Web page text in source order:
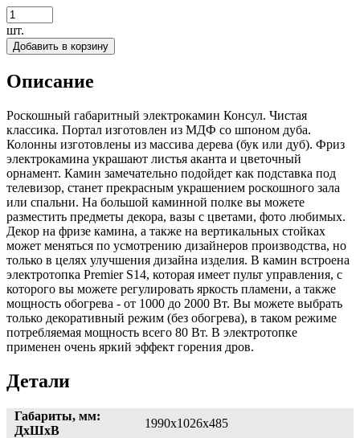
шт.
Добавить в корзину
Описание
Роскошный габаритный электрокамин Консул. Чистая
классика. Портал изготовлен из МДФ со шпоном дуба.
Колонны изготовлены из массива дерева (бук или дуб). Фриз
электрокамина украшают листья аканта и цветочный
орнамент. Камин замечательно подойдет как подставка под
телевизор, станет прекрасным украшением роскошного зала
или спальни. На большой каминной полке вы можете
разместить предметы декора, вазы с цветами, фото любимых.
Декор на фризе камина, а также на вертикальных стойках
может меняться по усмотрению дизайнеров производства, но
только в целях улучшения дизайна изделия. В камин встроена
электротопка Premier S14, которая имеет пульт управления, с
которого вы можете регулировать яркость пламени, а также
мощность обогрева - от 1000 до 2000 Вт. Вы можете выбрать
только декоративный режим (без обогрева), в таком режиме
потребляемая мощность всего 80 Вт. В электротопке
применен очень яркий эффект горения дров.
Детали
Габариты, мм:
ДхШхВ
1990х1026х485